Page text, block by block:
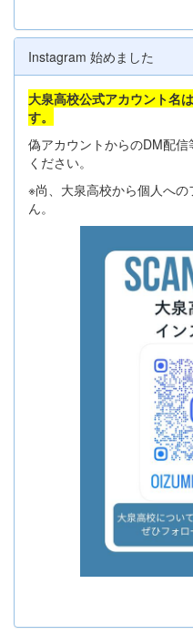
Instagram 始めました
大泉高校公式アカウント名
す。
偽アカウントからのDM配
ください。
※尚、大泉高校から個人へ
ん。